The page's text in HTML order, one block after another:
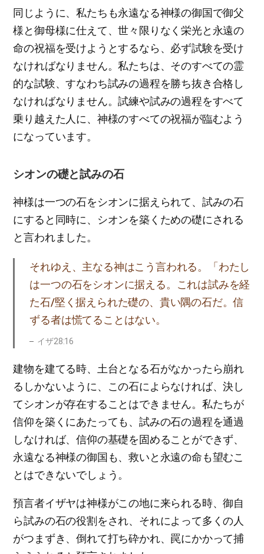
同じように、私たちも永遠なる神様の御国で御父
様と御母様に仕えて、世々限りなく栄光と永遠の
命の祝福を受けようとするなら、必ず試験を受け
なければなりません。私たちは、そのすべての霊
的な試験、すなわち試みの過程を勝ち抜き合格し
なければなりません。試練や試みの過程をすべて
乗り越えた人に、神様のすべての祝福が臨むよう
になっています。
シオンの礎と試みの石
神様は一つの石をシオンに据えられて、試みの石
にすると同時に、シオンを築くための礎にされる
と言われました。
それゆえ、主なる神はこう言われる。「わたし
は一つの石をシオンに据える。これは試みを経
た石/堅く据えられた礎の、貴い隅の石だ。信
ずる者は慌てることはない。
イザ28:16
建物を建てる時、土台となる石がなかったら崩れ
るしかないように、この石によらなければ、決し
てシオンが存在することはできません。私たちが
信仰を築くにあたっても、試みの石の過程を通過
しなければ、信仰の基礎を固めることができず、
永遠なる神様の御国も、救いと永遠の命も望むこ
とはできないでしょう。
預言者イザヤは神様がこの地に来られる時、御自
ら試みの石の役割をされ、それによって多くの人
がつまずき、倒れて打ち砕かれ、罠にかかって捕